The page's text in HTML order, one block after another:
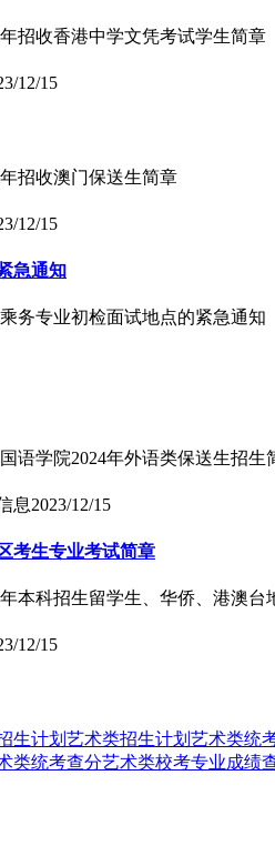
招收香港中学文凭考试学生简章
12/15
招收澳门保送生简章
12/15
急通知
务专业初检面试地点的紧急通知
语学院2024年外语类保送生招生
息2023/12/15
考生专业考试简章
本科招生留学生、华侨、港澳台
12/15
生计划 艺术类招生计划 艺术类统
类统考查分艺术类校考专业成绩